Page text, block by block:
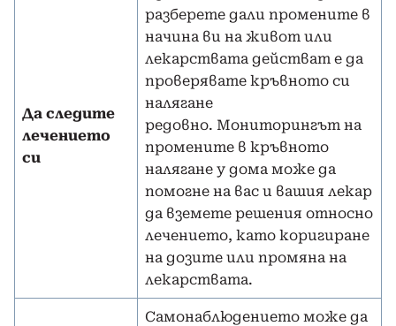
Да следите
лечението
си
разберете дали промените в
начина ви на живот или
лекарствата действат е да
проверявате кръвното си
налягане
редовно. Мониторингът на
промените в кръвното
налягане у дома може да
помогне на вас и вашия лекар
да вземете решения относно
лечението, като коригиране
на дозите или промяна на
лекарствата.
Самонаблюдението може да